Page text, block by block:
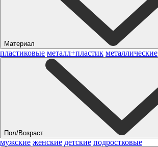
Материал
пластиковые металл+пластик металлические
Пол/Возраст
мужские женские детские подростковые